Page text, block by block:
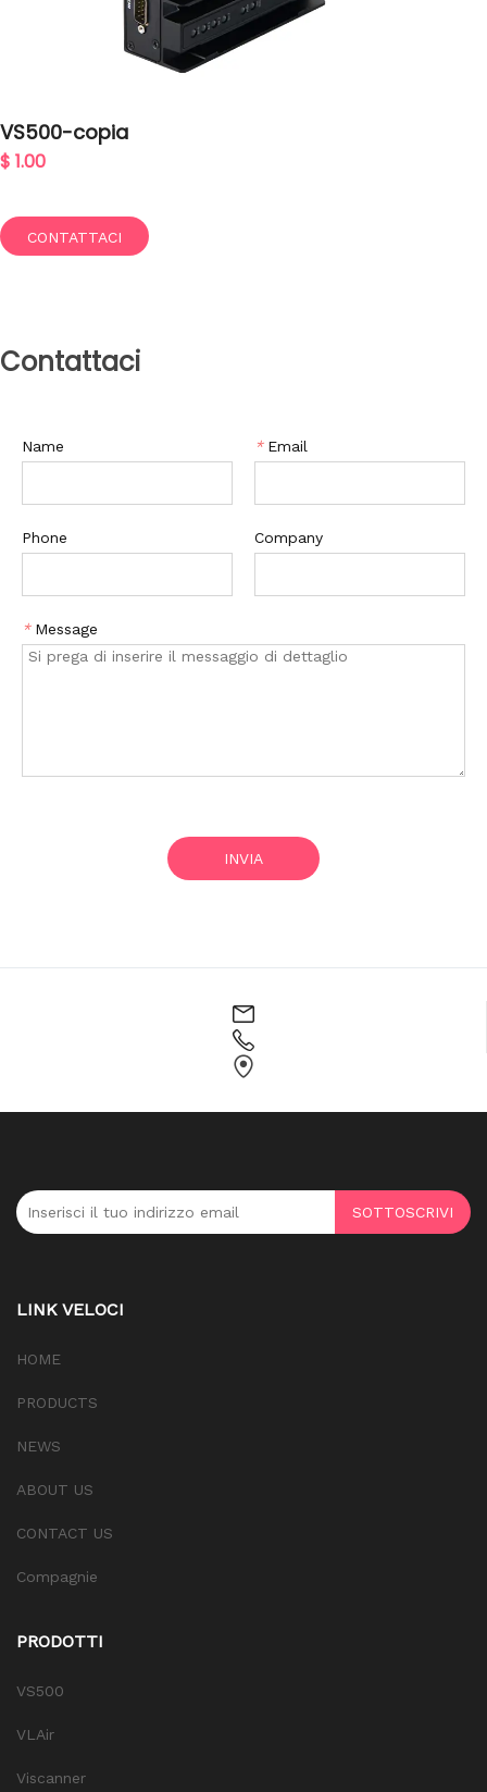
VS500-copia
$ 1.00
CONTATTACI
Contattaci
Name * Email
Phone Company
* Message
INVIA
SOTTOSCRIVI
LINK VELOCI
HOME
PRODUCTS
NEWS
ABOUT US
CONTACT US
Compagnie
PRODOTTI
VS500
VLAir
Viscanner